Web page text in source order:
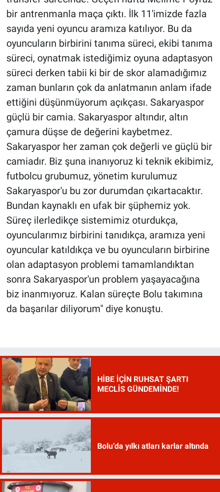
bir antrenmanla maça çıktı. İlk 11'imizde fazla
sayıda yeni oyuncu aramıza katılıyor. Bu da
oyuncuların birbirini tanıma süreci, ekibi tanıma
süreci, oynatmak istediğimiz oyuna adaptasyon
süreci derken tabii ki bir de skor alamadığımız
zaman bunların çok da anlatmanın anlam ifade
ettiğini düşünmüyorum açıkçası. Sakaryaspor
güçlü bir camia. Sakaryaspor altındır, altın
çamura düşse de değerini kaybetmez.
Sakaryaspor her zaman çok değerli ve güçlü bir
camiadır. Biz şuna inanıyoruz ki teknik ekibimiz,
futbolcu grubumuz, yönetim kurulumuz
Sakaryaspor'u bu zor durumdan çıkartacaktır.
Bundan kaynaklı en ufak bir şüphemiz yok.
Süreç ilerledikçe sistemimiz oturdukça,
oyuncularımız birbirini tanıdıkça, aramıza yeni
oyuncular katıldıkça ve bu oyuncuların birbirine
olan adaptasyon problemi tamamlandıktan
sonra Sakaryaspor'un problem yaşayacağına
biz inanmıyoruz. Kalan süreçte Bolu takımına
da başarılar diliyorum" diye konuştu.
HİBE İÇİN RUHSAT ŞARTI
MECLİS GÜNDEMİNDE!
Bolu’da yılkı atları karlar altında